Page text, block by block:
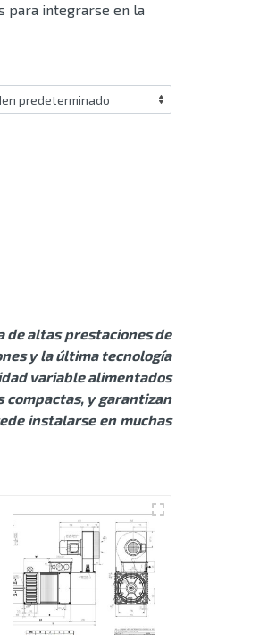
para integrarse en la
de altas prestaciones de
y la última tecnología
variable alimentados
compactas, y garantizan
instalarse en muchas